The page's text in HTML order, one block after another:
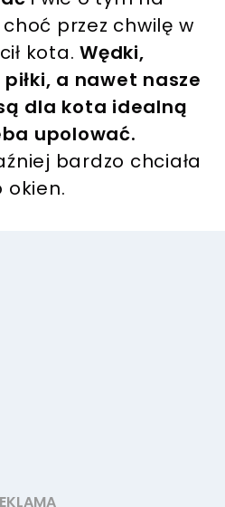
przez chwilę w
kota. Wędki,
a nawet nasze
dla kota idealną
upolować.
bardzo chciała
okien.